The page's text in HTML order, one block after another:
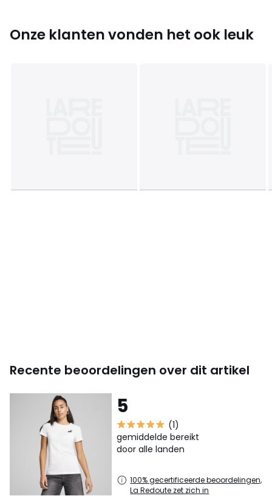
Onze klanten vonden het ook leuk
Recente beoordelingen over dit artikel
5
(1)
gemiddelde bereikt
door alle landen
100% gecertificeerde beoordelingen,
La Redoute zet zich in